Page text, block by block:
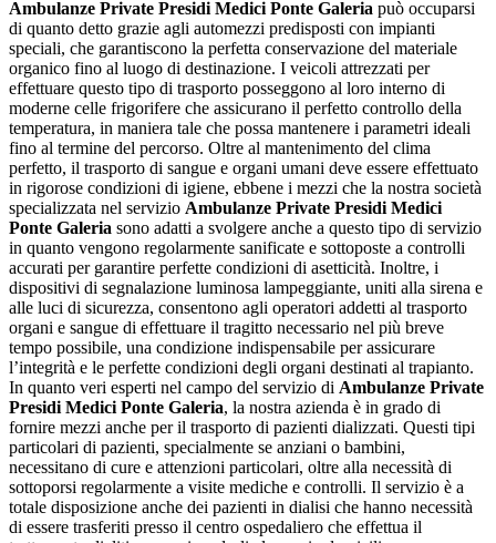
Ambulanze Private Presidi Medici Ponte Galeria può occuparsi
di quanto detto grazie agli automezzi predisposti con impianti
speciali, che garantiscono la perfetta conservazione del materiale
organico fino al luogo di destinazione. I veicoli attrezzati per
effettuare questo tipo di trasporto posseggono al loro interno di
moderne celle frigorifere che assicurano il perfetto controllo della
temperatura, in maniera tale che possa mantenere i parametri ideali
fino al termine del percorso. Oltre al mantenimento del clima
perfetto, il trasporto di sangue e organi umani deve essere effettuato
in rigorose condizioni di igiene, ebbene i mezzi che la nostra società
specializzata nel servizio Ambulanze Private Presidi Medici
Ponte Galeria sono adatti a svolgere anche a questo tipo di servizio
in quanto vengono regolarmente sanificate e sottoposte a controlli
accurati per garantire perfette condizioni di asetticità. Inoltre, i
dispositivi di segnalazione luminosa lampeggiante, uniti alla sirena e
alle luci di sicurezza, consentono agli operatori addetti al trasporto
organi e sangue di effettuare il tragitto necessario nel più breve
tempo possibile, una condizione indispensabile per assicurare
l’integrità e le perfette condizioni degli organi destinati al trapianto.
In quanto veri esperti nel campo del servizio di Ambulanze Private
Presidi Medici Ponte Galeria, la nostra azienda è in grado di
fornire mezzi anche per il trasporto di pazienti dializzati. Questi tipi
particolari di pazienti, specialmente se anziani o bambini,
necessitano di cure e attenzioni particolari, oltre alla necessità di
sottoporsi regolarmente a visite mediche e controlli. Il servizio è a
totale disposizione anche dei pazienti in dialisi che hanno necessità
di essere trasferiti presso il centro ospedaliero che effettua il